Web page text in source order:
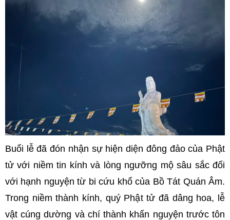
Buổi lễ đã đón nhận sự hiện diện đông đảo của Phật
tử với niềm tin kính và lòng ngưỡng mộ sâu sắc đối
với hạnh nguyện từ bi cứu khổ của Bồ Tát Quán Âm.
Trong niềm thành kính, quý Phật tử đã dâng hoa, lễ
vật cúng dường và chí thành khấn nguyện trước tôn